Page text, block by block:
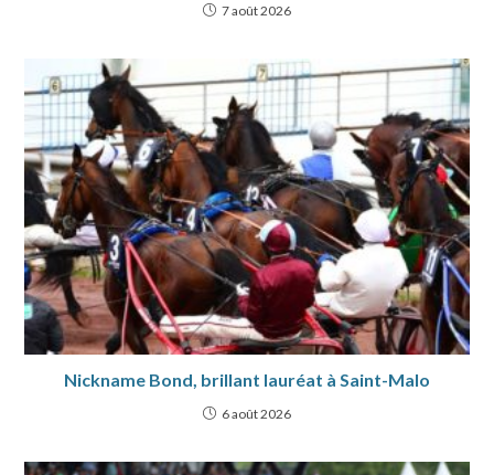
7 août 2026
Nickname Bond, brillant lauréat à Saint-Malo
6 août 2026